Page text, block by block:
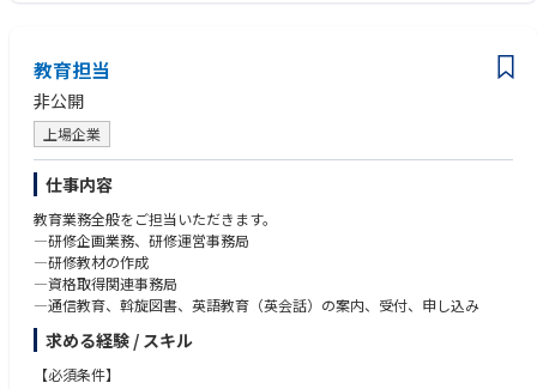
es.
- Work closely with HR business partner, HR experience partner and Oper
ation partner to address challenges in Japan, ensuring programs are rele
vant to the Japan business context.
- Advise senior Japan stakeholders on training needed for workforce rea
diness, translating capability into practical learning recommendations th
at connect directly to business performance and competitive positionin
g.
- Analyze Japan-specific capability gaps knowledge, skills and behavior
s; develop a multi-year learning roadmap that supports both immediate
needs and long-term business objectives.
- Design and deliver blended learning solutions — including in-person wo
rkshops, virtual instructor-led sessions, and self-directed digital content a
cross Japan employee populations at all levels.
- Facilitate learning experiences in both Japanese and English, adapting
・コーチング／ファシリテーション資格
・中規模〜大規模の外資系テクノロジー企業または製造業での経験
教育担当
非公開
上場企業
仕事内容
教育業務全般をご担当いただきます。
―研修企画業務、研修運営事務局
―研修教材の作成
―資格取得関連事務局
―通信教育、斡旋図書、英語教育（英会話）の案内、受付、申し込み
求める経験 / スキル
【必須条件】